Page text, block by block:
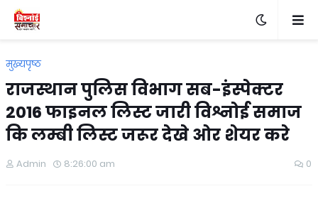
मुख्यपृष्ठ
राजस्थान पुलिस विभाग सब-इंस्पेक्टर
2016 फाइनल लिस्ट जारी विश्नोई समाज
कि लम्बी लिस्ट जरूर देखे ओर शेयर करे
Admin 8:26:00 am 0